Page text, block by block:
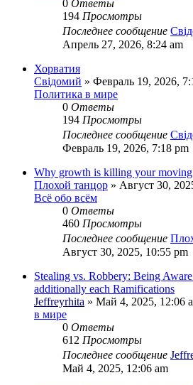
0 Ответы
194 Просмотры
Последнее сообщение
Апрель 27, 2026, 8:24 am
Хорватия
Свідомий » Февраль 19, 2026,
Политика в мире
0 Ответы
194 Просмотры
Последнее сообщение
Февраль 19, 2026, 7:18 pm
Why growth is killing your moving
Плохой танцор » Август 30,
Всё обо всём
0 Ответы
460 Просмотры
Последнее сообщение
Август 30, 2025, 10:55 pm
Stealing vs. Robbery: Being
additionally each Ramifications
Jeffreyrhita » Май 4, 2025, 12:06
в мире
0 Ответы
612 Просмотры
Последнее сообщение
Май 4, 2025, 12:06 am